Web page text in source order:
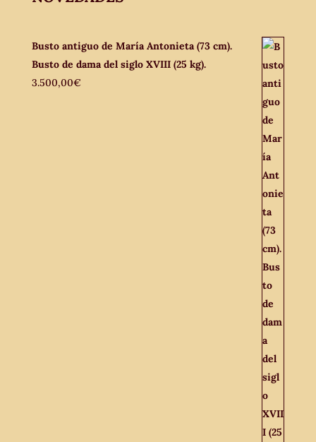
Busto antiguo de María Antonieta (73 cm).
Busto de dama del siglo XVIII (25 kg).
3.500,00€